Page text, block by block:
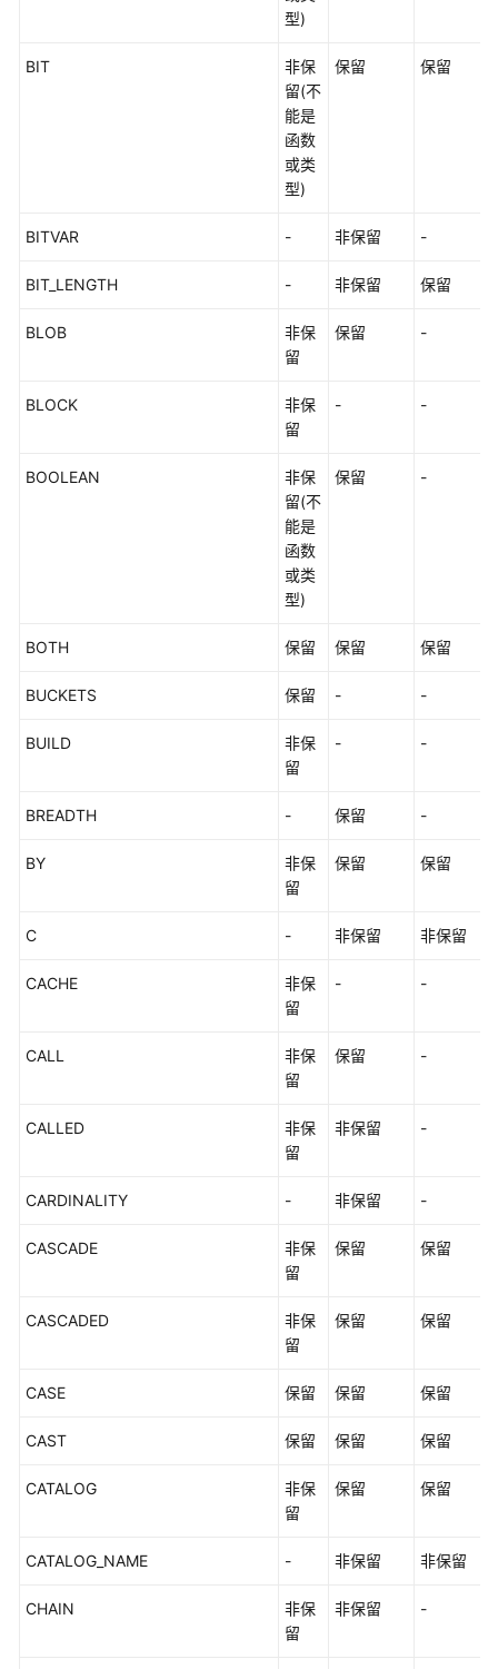
任
担
云
等
议
资
持
统
型)
BIT
非保
留(不
能是
函数
或类
型)
保留 保留
BITVAR - 非保留 -
BIT_LENGTH - 非保留 保留
BLOB
非保
留
保留 -
BLOCK
非保
留
- -
BOOLEAN
非保
留(不
能是
函数
或类
型)
保留 -
BOTH 保留 保留 保留
BUCKETS 保留 - -
BUILD
非保
留
- -
BREADTH - 保留 -
BY
非保
留
保留 保留
C - 非保留 非保留
CACHE
非保
留
- -
CALL
非保
留
保留 -
CALLED
非保
留
非保留 -
CARDINALITY - 非保留 -
CASCADE
非保
留
保留 保留
CASCADED
非保
留
保留 保留
CASE 保留 保留 保留
CAST 保留 保留 保留
CATALOG
非保
留
保留 保留
CATALOG_NAME - 非保留 非保留
CHAIN
非保
留
非保留 -